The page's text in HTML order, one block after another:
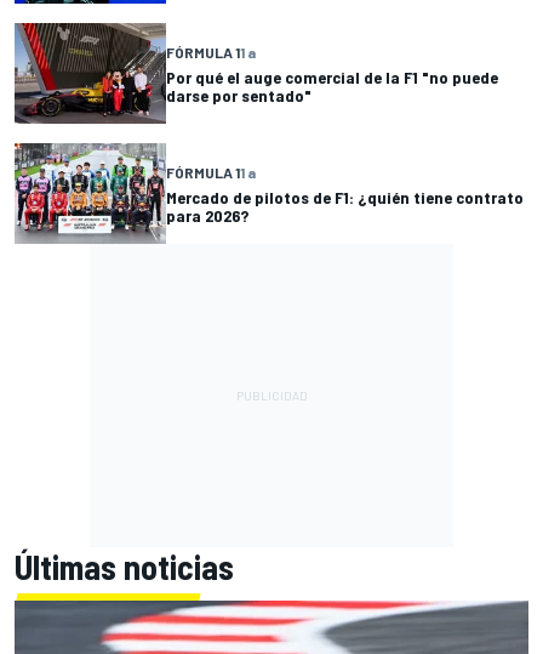
FÓRMULA 11 a
Por qué el auge comercial de la F1 "no puede
darse por sentado"
FÓRMULA 11 a
Mercado de pilotos de F1: ¿quién tiene contrato
para 2026?
Últimas noticias